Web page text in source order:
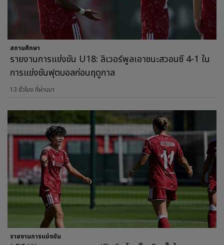
สถานศึกษา
รายงานการแข่งขัน U18: ลิเวอร์พูลเอาชนะสวอนซี 4-1 ใน
การแข่งขันฟุตบอลก่อนฤดูกาล
13 ชั่วโมง ที่ผ่านมา
รายงานการแข่งขัน